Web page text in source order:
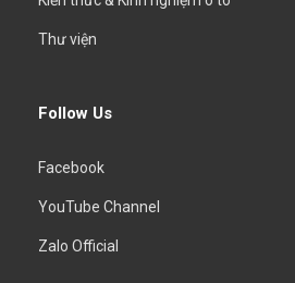
Thư viện
Follow Us
Facebook
YouTube Channel
Zalo Official